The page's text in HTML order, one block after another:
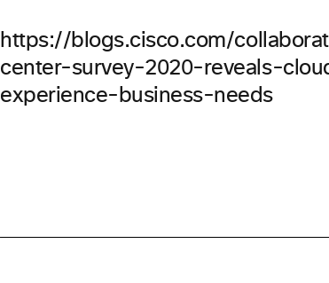
https://blogs.cisco.com/
center-survey-2020-reveals-
experience-business-needs